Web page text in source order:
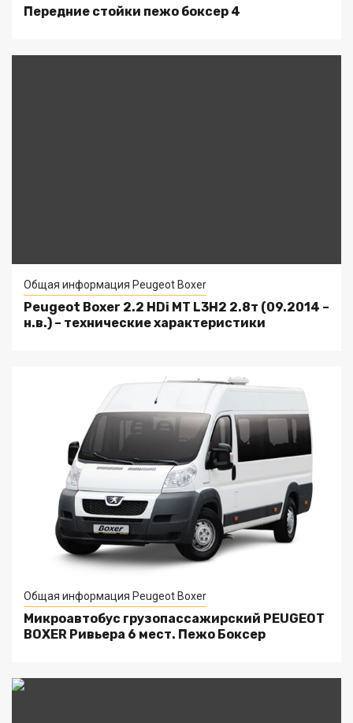
Передние стойки пежо боксер 4
Общая информация Peugeot Boxer
Peugeot Boxer 2.2 HDi MT L3H2 2.8т (09.2014 –
н.в.) – технические характеристики
Общая информация Peugeot Boxer
Микроавтобус грузопассажирский PEUGEOT
BOXER Ривьера 6 мест. Пежо Боксер